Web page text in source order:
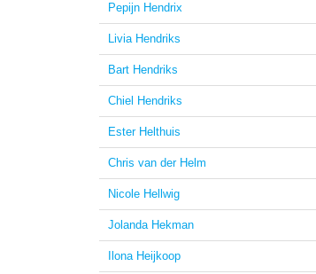
Pepijn Hendrix
Livia Hendriks
Bart Hendriks
Chiel Hendriks
Ester Helthuis
Chris van der Helm
Nicole Hellwig
Jolanda Hekman
Ilona Heijkoop